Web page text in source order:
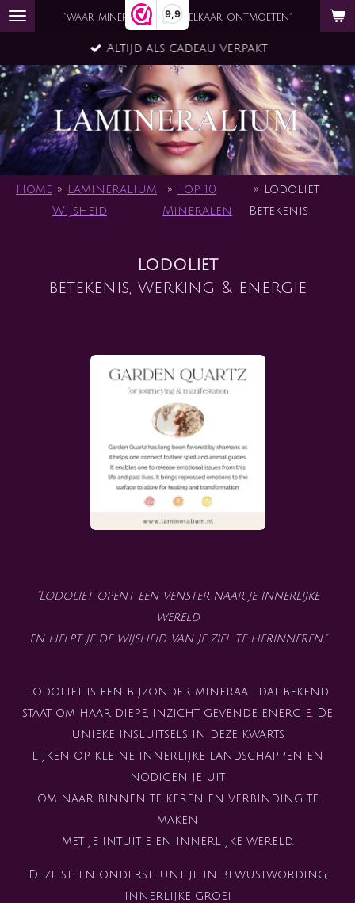
9,9
Ga
de
hoofdinhoud
`waar mineraal en ziel elkaar ontmoeten´
Altijd als cadeau verpakt
Home »
Lamineralium
Wijsheid
» Top 10
Mineralen
»
Lodoliet
Betekenis
lodoliet
betekenis, werking & energie
"Lodoliet opent een venster naar je innerlijke
wereld
en helpt je de wijsheid van je ziel te herinneren."
Lodoliet is een bijzonder mineraal dat bekend
staat om haar diepe, inzicht gevende energie. De
unieke insluitsels in deze kwarts
lijken op kleine innerlijke landschappen en
nodigen je uit
om naar binnen te keren en verbinding te
maken
met je intuïtie en innerlijke wereld.
Deze steen ondersteunt je in bewustwording,
innerlijke groei